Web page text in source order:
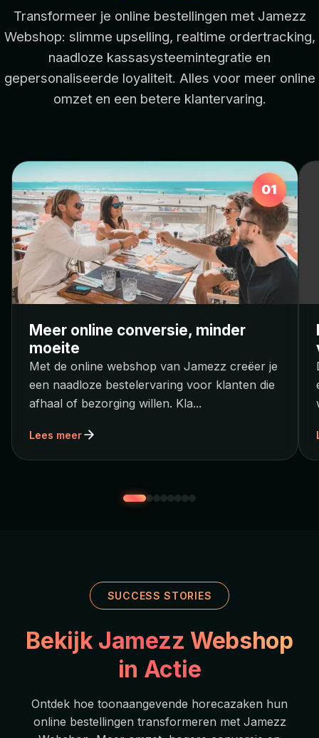
Transformeer je online bestellingen met Jamezz
Webshop: slimme upselling, realtime ordertracking,
naadloze kassasysteemintegratie en
gepersonaliseerde loyaliteit. Alles voor meer online
omzet en een betere klantervaring.
01
Meer online conversie, minder
moeite
Met de online webshop van Jamezz creëer je
een naadloze bestelervaring voor klanten die
afhaal of bezorging willen. Kla...
Lees meer
SUCCESS STORIES
Bekijk Jamezz Webshop
in Actie
Ontdek hoe toonaangevende horecazaken hun
online bestellingen transformeren met Jamezz